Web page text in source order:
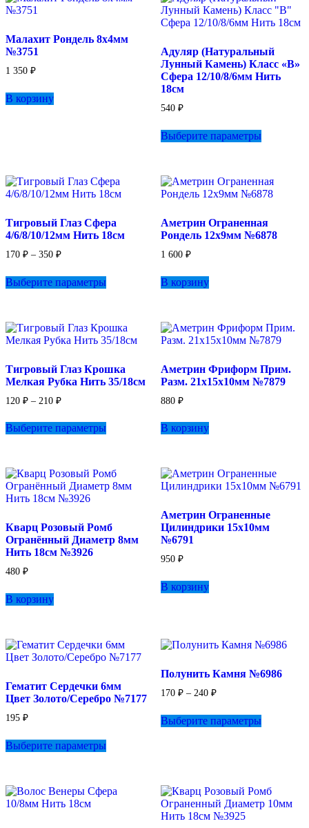
Малахит Рондель 8х4мм
№3751
1 350 ₽
В корзину
Адуляр (Натуральный
Лунный Камень) Класс «B»
Сфера 12/10/8/6мм Нить
18см
540 ₽
Выберите параметрытовар
Опции
можно
на
странице
Тигровый Глаз Сфера
4/6/8/10/12мм Нить 18см
170 ₽ – 350 ₽Диапазон
170 ₽
–
Выберите параметры
Опции
можно
на
странице
Аметрин Ограненная
Рондель 12х9мм №6878
1 600 ₽
В корзину
Тигровый Глаз Крошка
Мелкая Рубка Нить 35/18см
120 ₽ – 210 ₽Диапазон
120 ₽
–
Выберите параметры
Опции
можно
странице
товара.
Аметрин Фриформ Прим.
Разм. 21х15х10мм №7879
880 ₽
В корзину
Кварц Розовый Ромб
Огранённый Диаметр 8мм
Нить 18см №3926
480 ₽
В корзину
Аметрин Ограненные
Цилиндрики 15х10мм
№6791
950 ₽
В корзину
Гематит Сердечки 6мм
Цвет Золото/Серебро №7177
195 ₽
Выберите параметры
Опции
Полунить Камня №6986
170 ₽ – 240 ₽Диапазон
170 ₽
–
Выберите параметрытовар
выбрать
на